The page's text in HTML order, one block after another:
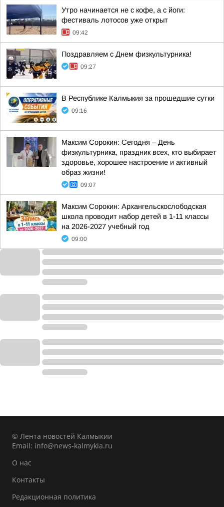
Утро начинается не с кофе, а с йоги:
фестиваль лотосов уже открыт
09:42
Поздравляем с Днем физкультурника!
09:27
В Республике Калмыкия за прошедшие сутки
09:16
Максим Сорокин: Сегодня – День
физкультурника, праздник всех, кто выбирает
здоровье, хорошее настроение и активный
образ жизни!
09:07
Максим Сорокин: Архангельскослободская
школа проводит набор детей в 1-11 классы
на 2026-2027 учебный год
09:00
© Лента новостей Калмыкии
Email: info@news-kalmykia.ru
О нас
Контакты
Редакционная политика